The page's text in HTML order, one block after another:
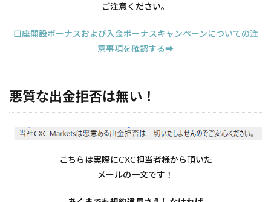
ご注意ください。
口座開設ボーナスおよび入金ボーナスキャンペーンについての注
意事項を確認する➡
悪質な出金拒否は無い！
こちらは実際にCXC担当者様から頂いた
メールの一文です！